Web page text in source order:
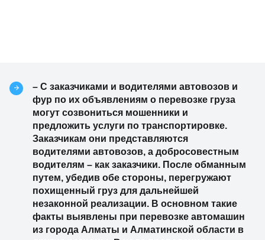
– С заказчиками и водителями автовозов и
фур по их объявлениям о перевозке груза
могут созвониться мошенники и
предложить услуги по транспортировке.
Заказчикам они представляются
водителями автовозов, а добросовестным
водителям – как заказчики. После обманным
путем, убедив обе стороны, перегружают
похищенный груз для дальнейшей
незаконной реализации. В основном такие
факты выявлены при перевозке автомашин
из города Алматы и Алматинской области в